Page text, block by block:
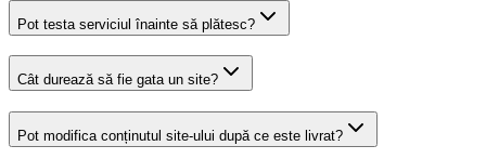
Pot testa serviciul înainte să plătesc?
Cât durează să fie gata un site?
Pot modifica conținutul site-ului după ce este livrat?